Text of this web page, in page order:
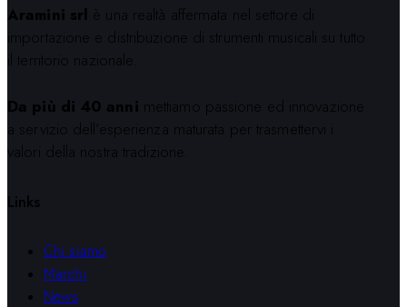
Aramini srl è una realtà affermata nel settore di
importazione e distribuzione di strumenti musicali su tutto
il territorio nazionale.
Da più di 40 anni mettiamo passione ed innovazione
a servizio dell’esperienza maturata per trasmettervi i
valori della nostra tradizione.
Links
Chi siamo
Marchi
News